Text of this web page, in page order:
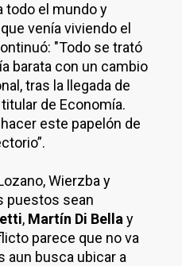
todo el mundo y
venía viviendo el
"Todo se trató
barata con un cambio
tras la llegada de
de Economía.
este papelón de
Wierzba y
puestos sean
, Martín Di Bella y
parece que no va
aun busca ubicar a